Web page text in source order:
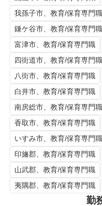
我孫子市、教育/保育専門職
鎌ケ谷市、教育/保育専門職
富津市、教育/保育専門職
四街道市、教育/保育専門職
八街市、教育/保育専門職
白井市、教育/保育専門職
南房総市、教育/保育専門職
香取市、教育/保育専門職
いすみ市、教育/保育専門職
印旛郡、教育/保育専門職
山武郡、教育/保育専門職
夷隅郡、教育/保育専門職
勤